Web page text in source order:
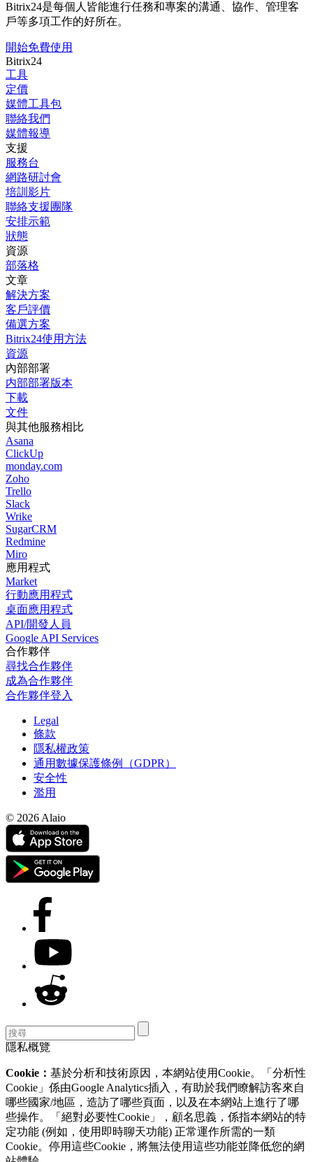
Bitrix24是每個人皆能進行任務和專案的溝通、協作、管理客
戶等多項工作的好所在。
開始免費使用
Bitrix24
工具
定價
媒體工具包
聯絡我們
媒體報導
支援
服務台
網路研討會
培訓影片
聯絡支援團隊
安排示範
狀態
資源
部落格
文章
解決方案
客戶評價
備選方案
Bitrix24使用方法
資源
內部部署
内部部署版本
下載
文件
與其他服務相比
Asana
ClickUp
monday.com
Zoho
Trello
Slack
Wrike
SugarCRM
Redmine
Miro
應用程式
Market
行動應用程式
桌面應用程式
API/開發人員
Google API Services
合作夥伴
尋找合作夥伴
成為合作夥伴
合作夥伴登入
Legal
條款
隱私權政策
通用數據保護條例（GDPR）
安全性
濫用
© 2026 Alaio
隱私概覽
Cookie： 基於分析和技術原因，本網站使用Cookie。「分析性
Cookie」係由Google Analytics插入，有助於我們瞭解訪客來自
哪些國家/地區，造訪了哪些頁面，以及在本網站上進行了哪
些操作。「絕對必要性Cookie」，顧名思義，係指本網站的特
定功能 (例如，使用即時聊天功能) 正常運作所需的一類
Cookie。停用這些Cookie，將無法使用這些功能並降低您的網